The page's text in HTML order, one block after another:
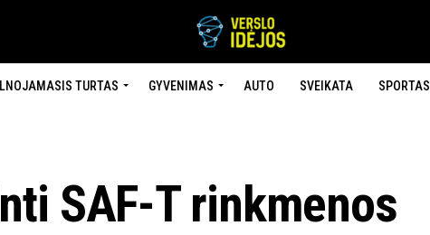
TURTAS GYVENIMAS AUTO SVEIKATA SPORTAS
SAF-T rinkmenos